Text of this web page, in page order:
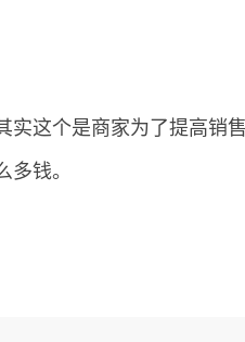
实这个是商家为了提高销售
钱。